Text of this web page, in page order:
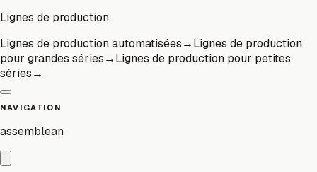
Lignes de production
Lignes de production automatisées→Lignes de production
pour grandes séries→Lignes de production pour petites
séries→
NAVIGATION
assemblean